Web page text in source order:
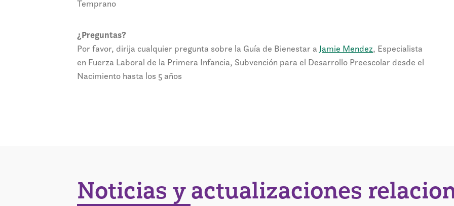
Temprano
¿Preguntas?
Por favor, dirija cualquier pregunta sobre la Guía de Bienestar a Jamie Mendez, Especialista
en Fuerza Laboral de la Primera Infancia, Subvención para el Desarrollo Preescolar desde el
Nacimiento hasta los 5 años
Noticias y actualizaciones